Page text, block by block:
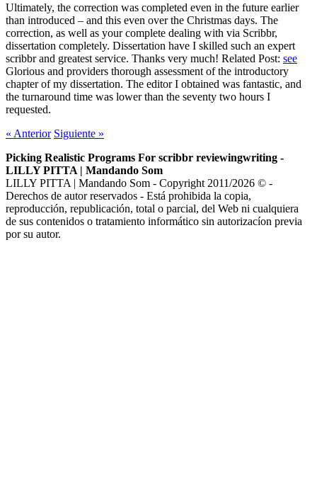
Ultimately, the correction was completed even in the future earlier
than introduced – and this even over the Christmas days. The
correction, as well as your complete dealing with via Scribbr,
dissertation completely. Dissertation have I skilled such an expert
scribbr and greatest service. Thanks very much! Related Post: see
Glorious and providers thorough assessment of the introductory
chapter of my dissertation. The editor I obtained was fantastic, and
the turnaround time was lower than the seventy two hours I
requested.
« Anterior Siguiente »
Picking Realistic Programs For scribbr reviewingwriting -
LILLY PITTA | Mandando Som
LILLY PITTA | Mandando Som - Copyright 2011/2026 © -
Derechos de autor reservados - Está prohibida la copia,
reproducción, republicación, total o parcial, del Web ni cualquiera
de sus contenidos o tratamiento informático sin autorizacíon previa
por su autor.